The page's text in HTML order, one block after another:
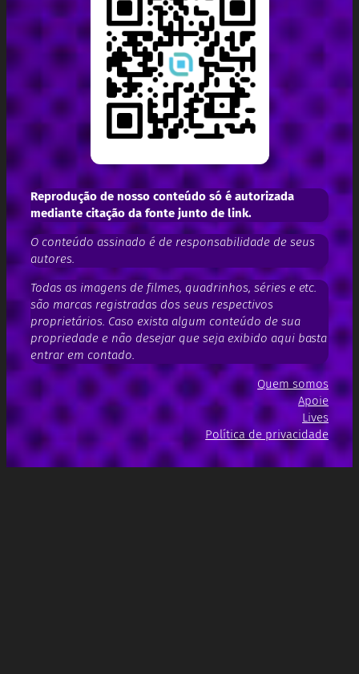
Reprodução de nosso conteúdo só é autorizada
mediante citação da fonte junto de link.
O conteúdo assinado é de responsabilidade de seus
autores.
Todas as imagens de filmes, quadrinhos, séries e etc.
são marcas registradas dos seus respectivos
proprietários. Caso exista algum conteúdo de sua
propriedade e não desejar que seja exibido aqui basta
entrar em contado.
Quem somos
Apoie
Lives
Política de privacidade